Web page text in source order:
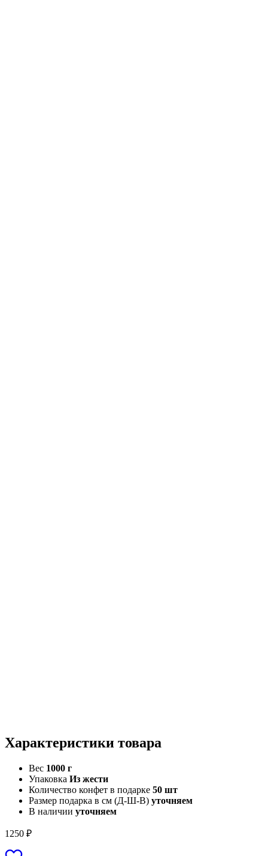
Характеристики товара
Вес 1000 г
Упаковка Из жести
Количество конфет в подарке 50 шт
Размер подарка в см (Д-Ш-В) уточняем
В наличии уточняем
1250 ₽